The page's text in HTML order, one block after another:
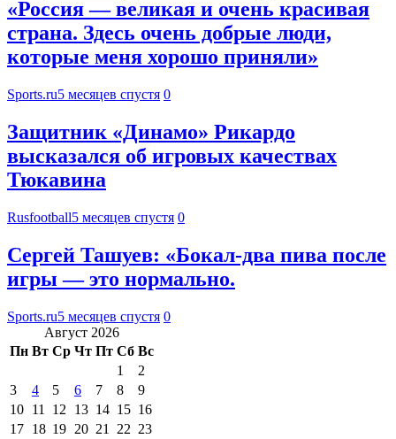
«Россия — великая и очень красивая
страна. Здесь очень добрые люди,
которые меня хорошо приняли»
Sports.ru5 месяцев спустя 0
Защитник «Динамо» Рикардо
высказался об игровых качествах
Тюкавина
Rusfootball5 месяцев спустя 0
Сергей Ташуев: «Бокал-два пива после
игры — это нормально.
Sports.ru5 месяцев спустя 0
Август 2026
Пн Вт Ср Чт Пт Сб Вс
1
2
3
4 5 6 7 8
9
10 11 12 13 14 15 16
17 18 19 20 21 22 23